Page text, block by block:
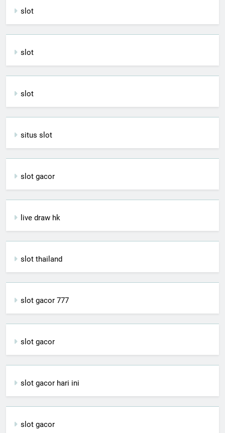
slot
slot
slot
situs slot
slot gacor
live draw hk
slot thailand
slot gacor 777
slot gacor
slot gacor hari ini
slot gacor